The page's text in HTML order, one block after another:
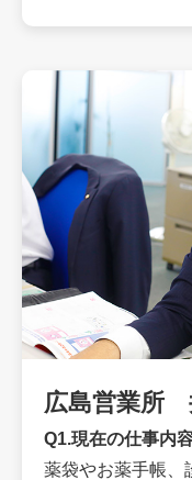
広島営業所
Q1.現在の仕事内
薬袋やお薬手帳、